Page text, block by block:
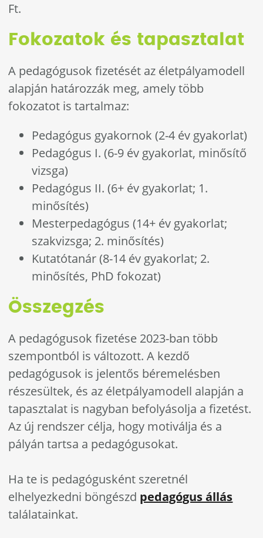
Ft.
Fokozatok és tapasztalat
A pedagógusok fizetését az életpályamodell
alapján határozzák meg, amely több
fokozatot is tartalmaz:
Pedagógus gyakornok (2-4 év gyakorlat)
Pedagógus I. (6-9 év gyakorlat, minősítő
vizsga)
Pedagógus II. (6+ év gyakorlat; 1.
minősítés)
Mesterpedagógus (14+ év gyakorlat;
szakvizsga; 2. minősítés)
Kutatótanár (8-14 év gyakorlat; 2.
minősítés, PhD fokozat)
Összegzés
A pedagógusok fizetése 2023-ban több
szempontból is változott. A kezdő
pedagógusok is jelentős béremelésben
részesültek, és az életpályamodell alapján a
tapasztalat is nagyban befolyásolja a fizetést.
Az új rendszer célja, hogy motiválja és a
pályán tartsa a pedagógusokat.
Ha te is pedagógusként szeretnél
elhelyezkedni böngészd pedagógus állás
találatainkat.